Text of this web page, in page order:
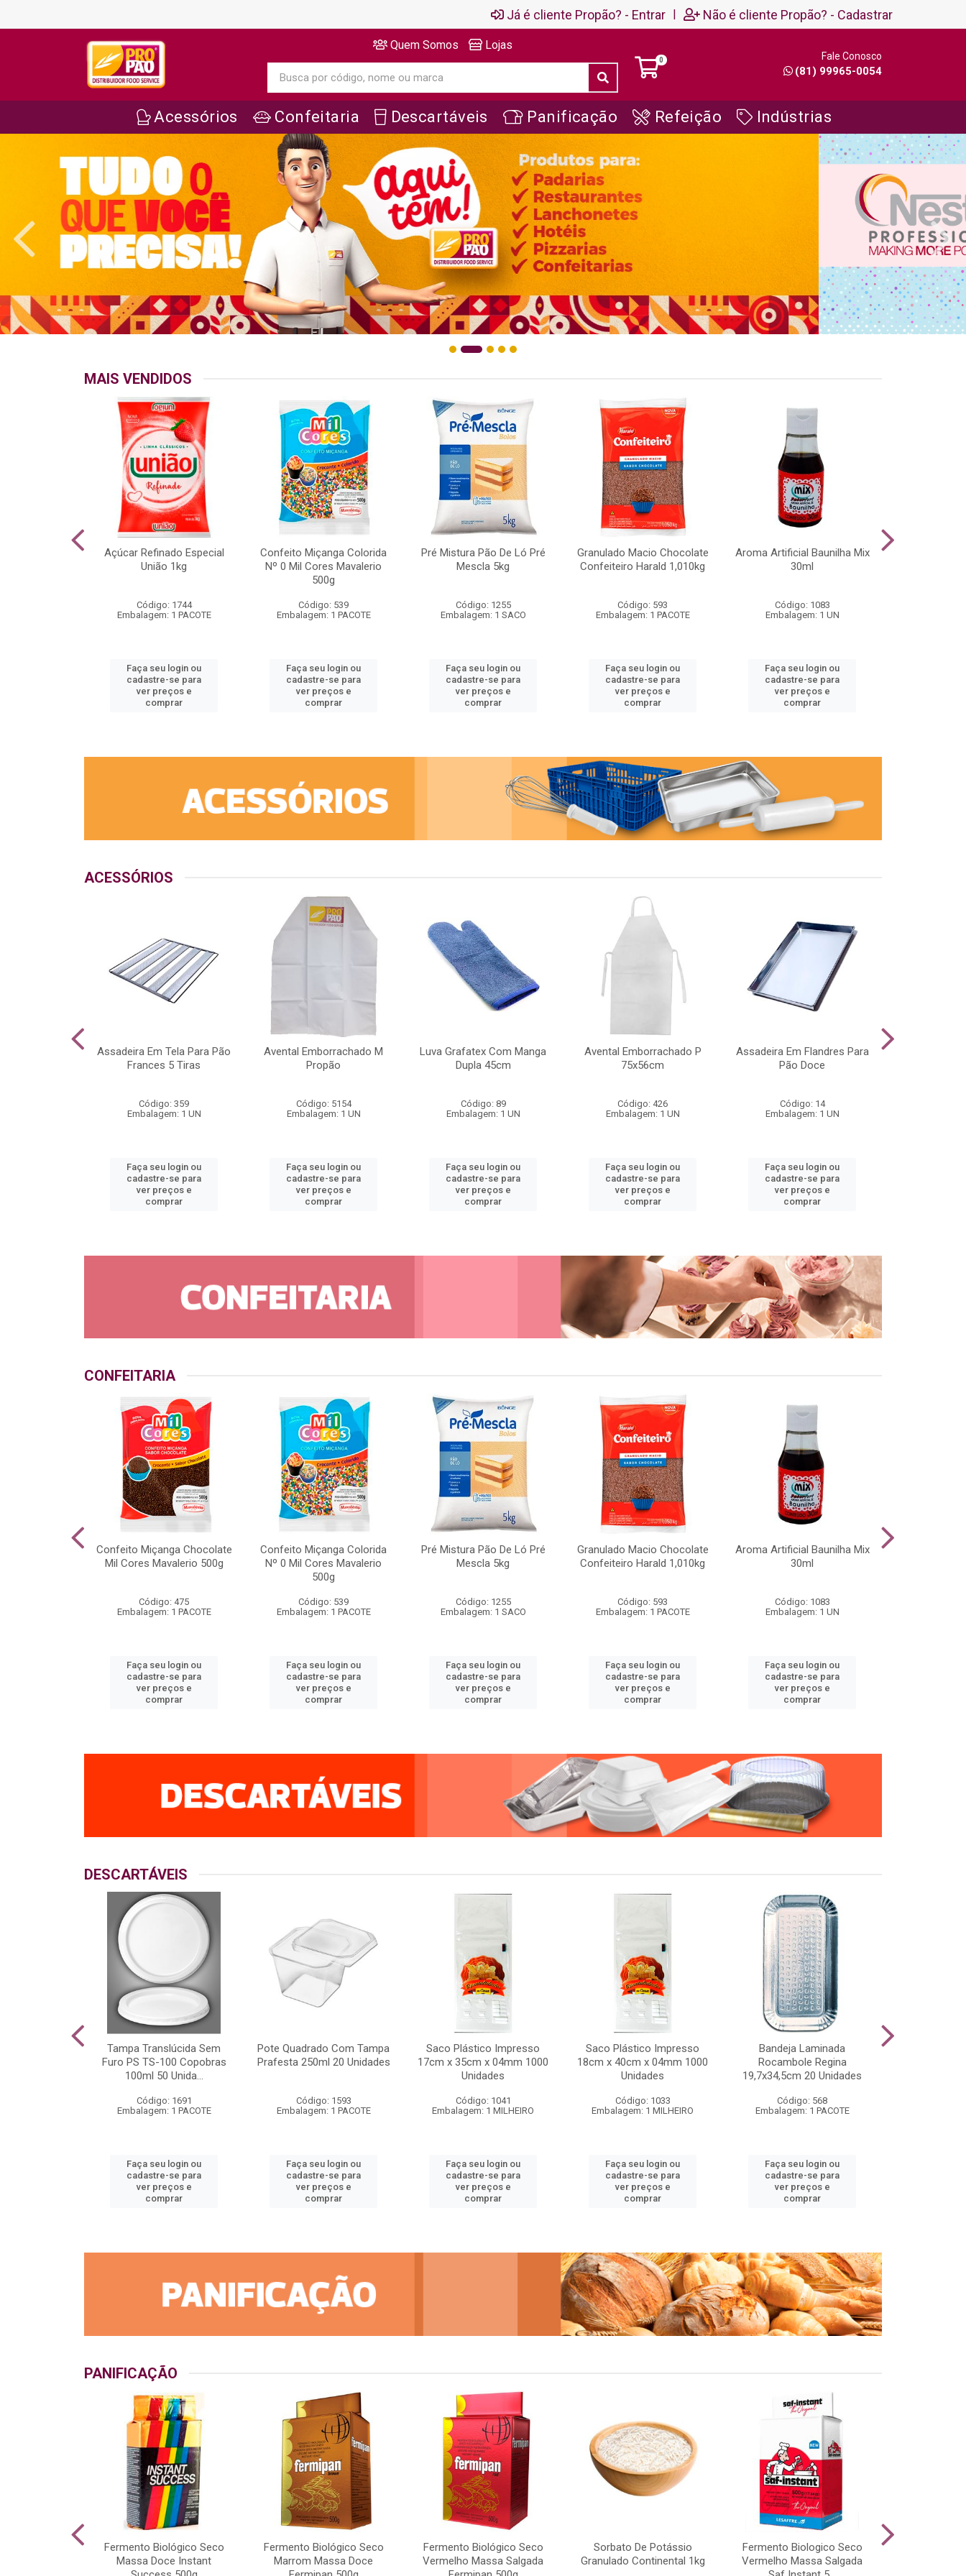
Já é cliente Propão? - Entrar | Não é cliente Propão? - Cadastrar
Quem Somos Lojas
0 Fale Conosco
(81) 99965-0054
Acessórios Confeitaria Descartáveis Panificação Refeição Indústrias
MAIS VENDIDOS
Açúcar Refinado Especial
União 1kg
Código: 1744
Embalagem: 1 PACOTE
Faça seu login ou
cadastre-se para
ver preços e
comprar
Confeito Miçanga Colorida
Nº 0 Mil Cores Mavalerio
500g
Código: 539
Embalagem: 1 PACOTE
Faça seu login ou
cadastre-se para
ver preços e
comprar
Pré Mistura Pão De Ló Pré
Mescla 5kg
Código: 1255
Embalagem: 1 SACO
Faça seu login ou
cadastre-se para
ver preços e
comprar
Granulado Macio Chocolate
Confeiteiro Harald 1,010kg
Código: 593
Embalagem: 1 PACOTE
Faça seu login ou
cadastre-se para
ver preços e
comprar
Aroma Artificial Baunilha Mix
30ml
Código: 1083
Embalagem: 1 UN
Faça seu login ou
cadastre-se para
ver preços e
comprar
ACESSÓRIOS
Assadeira Em Tela Para Pão
Frances 5 Tiras
Código: 359
Embalagem: 1 UN
Faça seu login ou
cadastre-se para
ver preços e
comprar
Avental Emborrachado M
Propão
Código: 5154
Embalagem: 1 UN
Faça seu login ou
cadastre-se para
ver preços e
comprar
Luva Grafatex Com Manga
Dupla 45cm
Código: 89
Embalagem: 1 UN
Faça seu login ou
cadastre-se para
ver preços e
comprar
Avental Emborrachado P
75x56cm
Código: 426
Embalagem: 1 UN
Faça seu login ou
cadastre-se para
ver preços e
comprar
Assadeira Em Flandres Para
Pão Doce
Código: 14
Embalagem: 1 UN
Faça seu login ou
cadastre-se para
ver preços e
comprar
CONFEITARIA
Confeito Miçanga Chocolate
Mil Cores Mavalerio 500g
Código: 475
Embalagem: 1 PACOTE
Faça seu login ou
cadastre-se para
ver preços e
comprar
Confeito Miçanga Colorida
Nº 0 Mil Cores Mavalerio
500g
Código: 539
Embalagem: 1 PACOTE
Faça seu login ou
cadastre-se para
ver preços e
comprar
Pré Mistura Pão De Ló Pré
Mescla 5kg
Código: 1255
Embalagem: 1 SACO
Faça seu login ou
cadastre-se para
ver preços e
comprar
Granulado Macio Chocolate
Confeiteiro Harald 1,010kg
Código: 593
Embalagem: 1 PACOTE
Faça seu login ou
cadastre-se para
ver preços e
comprar
Aroma Artificial Baunilha Mix
30ml
Código: 1083
Embalagem: 1 UN
Faça seu login ou
cadastre-se para
ver preços e
comprar
DESCARTÁVEIS
Tampa Translúcida Sem
Furo PS TS-100 Copobras
100ml 50 Unida...
Código: 1691
Embalagem: 1 PACOTE
Faça seu login ou
cadastre-se para
ver preços e
comprar
Pote Quadrado Com Tampa
Prafesta 250ml 20 Unidades
Código: 1593
Embalagem: 1 PACOTE
Faça seu login ou
cadastre-se para
ver preços e
comprar
Saco Plástico Impresso
17cm x 35cm x 04mm 1000
Unidades
Código: 1041
Embalagem: 1 MILHEIRO
Faça seu login ou
cadastre-se para
ver preços e
comprar
Saco Plástico Impresso
18cm x 40cm x 04mm 1000
Unidades
Código: 1033
Embalagem: 1 MILHEIRO
Faça seu login ou
cadastre-se para
ver preços e
comprar
Bandeja Laminada
Rocambole Regina
19,7x34,5cm 20 Unidades
Código: 568
Embalagem: 1 PACOTE
Faça seu login ou
cadastre-se para
ver preços e
comprar
PANIFICAÇÃO
Fermento Biológico Seco
Massa Doce Instant
Fermento Biológico Seco
Marrom Massa Doce
Fermento Biológico Seco
Vermelho Massa Salgada
Sorbato De Potássio
Granulado Continental 1kg
Fermento Biologico Seco
Vermelho Massa Salgada